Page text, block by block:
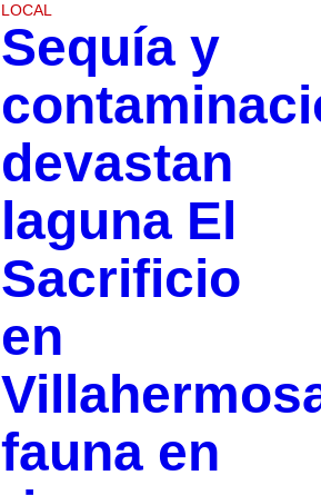
LOCAL
Sequía y
devastan
laguna El
Sacrificio
en
fauna en